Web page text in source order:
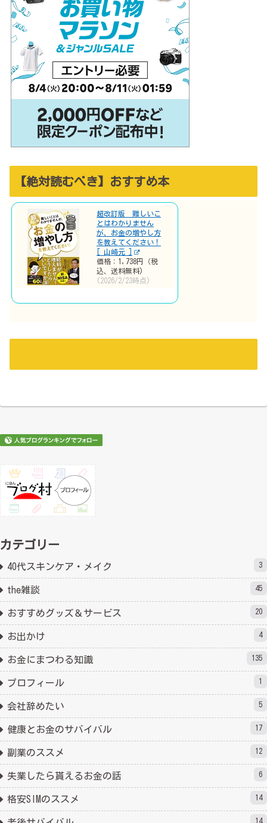
【絶対読むべき】おすすめ本
超改訂版 難しいこ
とはわかりません
が、お金の増やし方
を教えてください！
[ 山崎元 ]
価格：1,738円（税
込、送料無料)
(2026/2/23時点)
カテゴリー
40代スキンケア・メイク 3
the雑談 45
おすすめグッズ＆サービス 20
お出かけ 4
お金にまつわる知識 135
プロフィール 1
会社辞めたい 5
健康とお金のサバイバル 17
副業のススメ 12
失業したら貰えるお金の話 6
格安SIMのススメ 14
14